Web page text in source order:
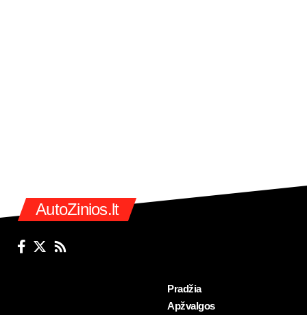
AutoZinios.lt
Pradžia
Apžvalgos